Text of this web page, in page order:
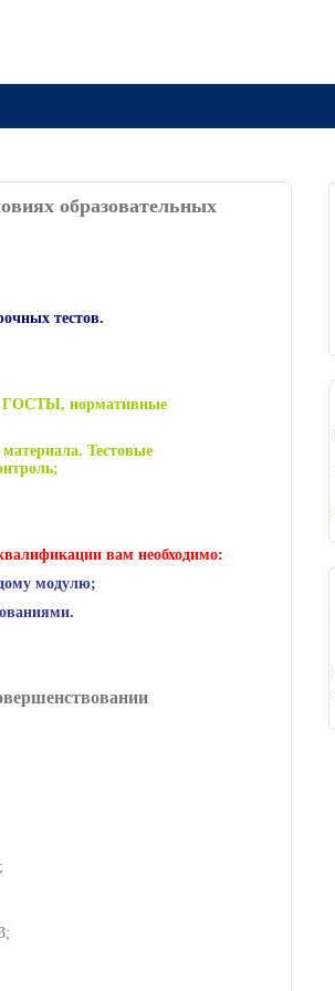
образовательных
тестов.
ГОСТЫ, нормативные
Тестовые
вам необходимо:
модулю;